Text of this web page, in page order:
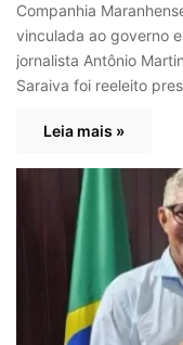
Companhia
vinculada ao governo
jornalista Antônio
Saraiva foi reeleito
Leia mais »